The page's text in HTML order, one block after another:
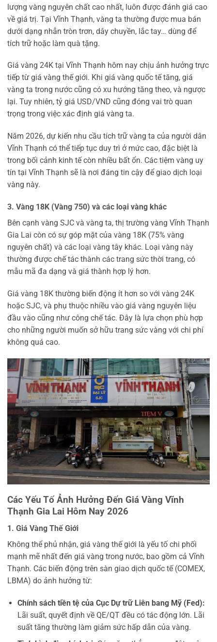
lượng vàng nguyên chất cao nhất, luôn được đánh giá cao
về giá trị. Tại Vĩnh Thạnh, vàng ta thường được mua bán
dưới dạng nhẫn tròn trơn, dây chuyền, lắc tay… dùng để
tích trữ hoặc làm quà tặng.
Giá vàng 24K tại Vĩnh Thạnh hôm nay chịu ảnh hưởng trực
tiếp từ giá vàng thế giới. Khi giá vàng quốc tế tăng, giá
vàng ta trong nước cũng có xu hướng tăng theo, và ngược
lại. Tuy nhiên, tỷ giá USD/VND cũng đóng vai trò quan
trọng trong việc xác định giá vàng ta.
Năm 2026, dự kiến nhu cầu tích trữ vàng ta của người dân
Vĩnh Thạnh có thể tiếp tục duy trì ở mức cao, đặc biệt là
trong bối cảnh kinh tế còn nhiều bất ổn. Các tiệm vàng uy
tín tại Vĩnh Thạnh sẽ là nơi đáng tin cậy để giao dịch loại
vàng này.
3. Vàng 18K (Vàng 750) và các loại vàng khác
Bên cạnh vàng SJC và vàng ta, thị trường vàng Vĩnh Thạnh
Gia Lai còn có sự góp mặt của vàng 18K (75% vàng
nguyên chất) và các loại vàng tây khác. Loại vàng này
thường được chế tác thành các trang sức thời trang, có
mẫu mã đa dạng và giá thành hợp lý hơn.
Giá vàng 18K thường biến động ít hơn so với vàng 24K
hoặc SJC, và phụ thuộc nhiều vào giá vàng nguyên liệu
đầu vào cũng như công chế tác. Đây là lựa chọn phù hợp
cho những người muốn sở hữu trang sức vàng với chi phí
không quá cao.
Các Yếu Tố Ảnh Hưởng Đến Giá Vàng Vĩnh
Thạnh Gia Lai Hôm Nay 2026
1. Giá Vàng Thế Giới
Không thể phủ nhận, giá vàng thế giới là yếu tố chi phối
mạnh mẽ nhất đến giá vàng trong nước, bao gồm cả Vĩnh
Thạnh. Các biến động trên sàn giao dịch quốc tế (COMEX,
LBMA) do ảnh hưởng từ:
Chính sách tiền tệ của Cục Dự trữ Liên bang Mỹ (Fed):
Lãi suất, quyết định về QE/QT đều có tác động lớn. Lãi
suất tăng thường làm giảm sức hấp dẫn của vàng.